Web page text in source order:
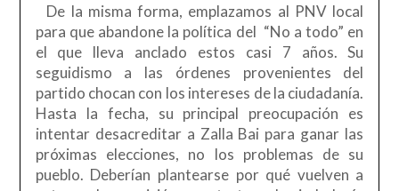
De la misma forma, emplazamos al PNV local
para que abandone la política del “No a todo” en
el que lleva anclado estos casi 7 años. Su
seguidismo a las órdenes provenientes del
partido chocan con los intereses de la ciudadanía.
Hasta la fecha, su principal preocupación es
intentar desacreditar a Zalla Bai para ganar las
próximas elecciones, no los problemas de su
pueblo. Deberían plantearse por qué vuelven a